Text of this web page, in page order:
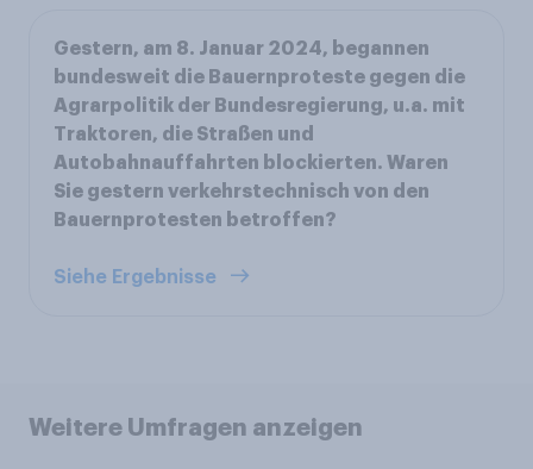
Gestern, am 8. Januar 2024, begannen
bundesweit die Bauernproteste gegen die
Agrarpolitik der Bundesregierung, u.a. mit
Traktoren, die Straßen und
Autobahnauffahrten blockierten. Waren
Sie gestern verkehrstechnisch von den
Bauernprotesten betroffen?
Siehe Ergebnisse
Weitere Umfragen anzeigen